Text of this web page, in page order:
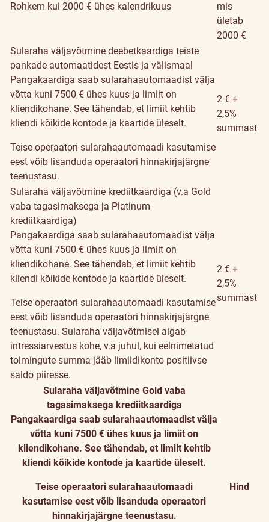
Rohkem kui 2000 € ühes kalendrikuus
mis
ületab
2000 €
Sularaha väljavõtmine deebetkaardiga teiste
pankade automaatidest Eestis ja välismaal
Pangakaardiga saab sularahaautomaadist välja
võtta kuni 7500 € ühes kuus ja limiit on
kliendikohane. See tähendab, et limiit kehtib
kliendi kõikide kontode ja kaartide üleselt.
Teise operaatori sularahaautomaadi kasutamise
eest võib lisanduda operaatori hinnakirjajärgne
teenustasu.
2 € +
2,5%
summast
Sularaha väljavõtmine krediitkaardiga (v.a Gold
vaba tagasimaksega ja Platinum
krediitkaardiga)
Pangakaardiga saab sularahaautomaadist välja
võtta kuni 7500 € ühes kuus ja limiit on
kliendikohane. See tähendab, et limiit kehtib
kliendi kõikide kontode ja kaartide üleselt.
Teise operaatori sularahaautomaadi kasutamise
eest võib lisanduda operaatori hinnakirjajärgne
teenustasu. Sularaha väljavõtmisel algab
intressiarvestus kohe, v.a juhul, kui eelnimetatud
toimingute summa jääb limiidikonto positiivse
saldo piiresse.
2 € +
2,5%
summast
Sularaha väljavõtmine Gold vaba
tagasimaksega krediitkaardiga
Pangakaardiga saab sularahaautomaadist välja
võtta kuni 7500 € ühes kuus ja limiit on
kliendikohane. See tähendab, et limiit kehtib
kliendi kõikide kontode ja kaartide üleselt.
Teise operaatori sularahaautomaadi
kasutamise eest võib lisanduda operaatori
hinnakirjajärgne teenustasu.
Hind